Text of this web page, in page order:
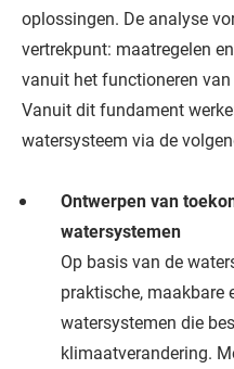
oplossingen. De analyse
vertrekpunt: maatregelen
vanuit het functioneren
Vanuit dit fundament
watersysteem via de
Ontwerpen van
watersystemen
Op basis van de
praktische, maakbare
watersystemen die
klimaatverandering.